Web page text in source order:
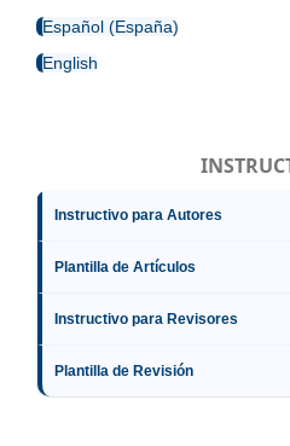
Español (España)
English
Instructivo para Autores
Plantilla de Artículos
Instructivo para Revisores
Plantilla de Revisión